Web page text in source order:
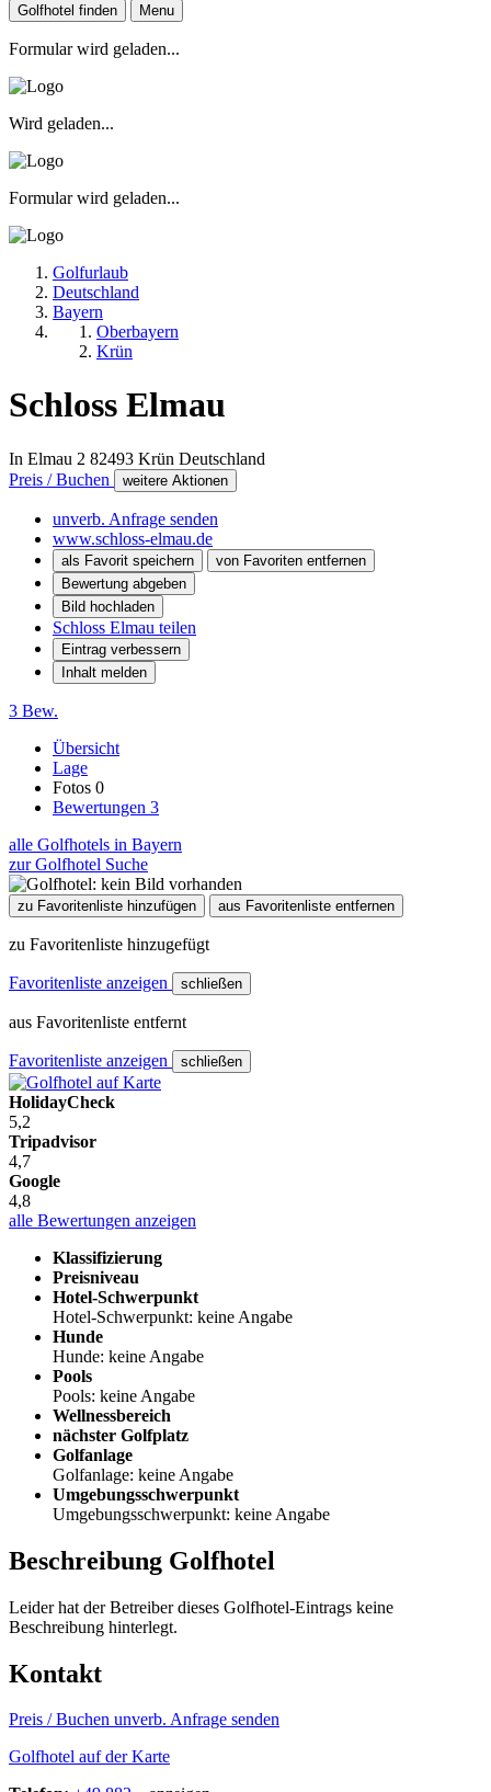
Golfhotel finden
Menu
Formular wird geladen...
Wird geladen...
Formular wird geladen...
Golfurlaub
Deutschland
Bayern
Oberbayern
Krün
Schloss Elmau
In Elmau 2 82493 Krün Deutschland
Preis / Buchen
weitere Aktionen
unverb. Anfrage senden
www.schloss-elmau.de
als Favorit speichern
von Favoriten entfernen
Bewertung abgeben
Bild hochladen
Schloss Elmau teilen
Eintrag verbessern
Inhalt melden
3 Bew.
Übersicht
Lage
Fotos 0
Bewertungen 3
alle Golfhotels in Bayern
zur Golfhotel Suche
zu Favoritenliste hinzufügen aus Favoritenliste entfernen
zu Favoritenliste hinzugefügt
Favoritenliste anzeigen schließen
aus Favoritenliste entfernt
Favoritenliste anzeigen schließen
HolidayCheck
5,2
Tripadvisor
4,7
Google
4,8
alle Bewertungen anzeigen
Klassifizierung
Preisniveau
Hotel-Schwerpunkt
Hotel-Schwerpunkt: keine Angabe
Hunde
Hunde: keine Angabe
Pools
Pools: keine Angabe
Wellnessbereich
nächster Golfplatz
Golfanlage
Golfanlage: keine Angabe
Umgebungsschwerpunkt
Umgebungsschwerpunkt: keine Angabe
Beschreibung Golfhotel
Leider hat der Betreiber dieses Golfhotel-Eintrags keine
Beschreibung hinterlegt.
Kontakt
Preis / Buchen unverb. Anfrage senden
Golfhotel auf der Karte